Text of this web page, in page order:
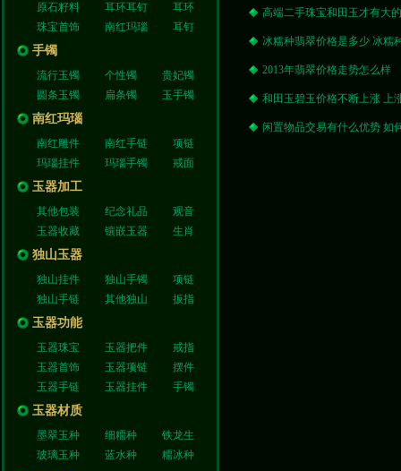
原石籽料 耳环耳钉
耳环
珠宝首饰
南红玛瑙 耳钉
手镯
流行玉镯 个性镯
贵妃镯
圆条玉镯
扁条镯 玉手镯
南红玛瑙
南红雕件 南红手链
项链
玛瑙挂件
玛瑙手镯 戒面
玉器加工
其他包装 纪念礼品
观音
玉器收藏
镶嵌玉器 生肖
独山玉器
独山挂件 独山手镯
项链
独山手链
其他独山 扳指
玉器功能
玉器珠宝 玉器把件
戒指
玉器首饰
玉器项链
摆件
玉器手链
玉器挂件 手镯
玉器材质
墨翠玉种 细糥种
铁龙生
玻璃玉种
蓝水种 糥冰种
高端二手珠宝和田玉才有大
冰糯种翡翠价格是多少 冰糯
2013年翡翠价格走势怎么样
和田玉碧玉价格不断上涨 上
闲置物品交易有什么优势 如